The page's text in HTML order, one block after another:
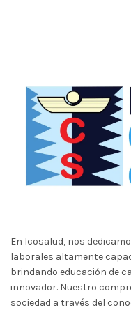
En Icosalud, nos
laborales altamente
brindando educación de
innovador. Nuestro
sociedad a través del